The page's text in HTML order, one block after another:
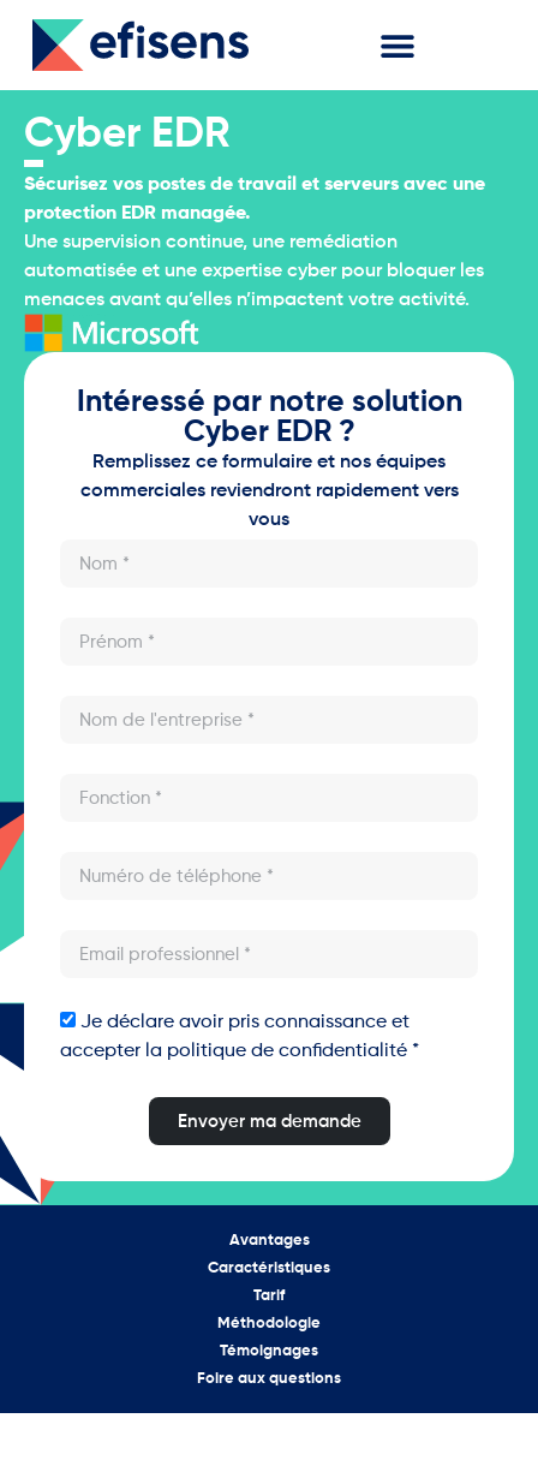
Cyber EDR
Sécurisez vos postes de travail et serveurs avec une
protection EDR managée.
Une supervision continue, une remédiation
automatisée et une expertise cyber pour bloquer les
menaces avant qu’elles n’impactent votre activité.
Intéressé par notre solution
Cyber EDR ?
Remplissez ce formulaire et nos équipes
commerciales reviendront rapidement vers
vous
Je déclare avoir pris connaissance et
accepter la politique de confidentialité *
Envoyer ma demande
Avantages
Caractéristiques
Tarif
Méthodologie
Témoignages
Foire aux questions